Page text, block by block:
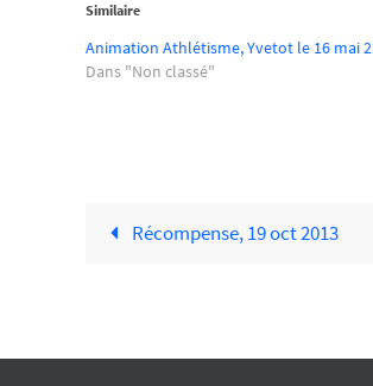
Similaire
Animation Athlétisme, Yvetot le 16 mai
Dans "Non classé"
Récompense, 19 oct 2013